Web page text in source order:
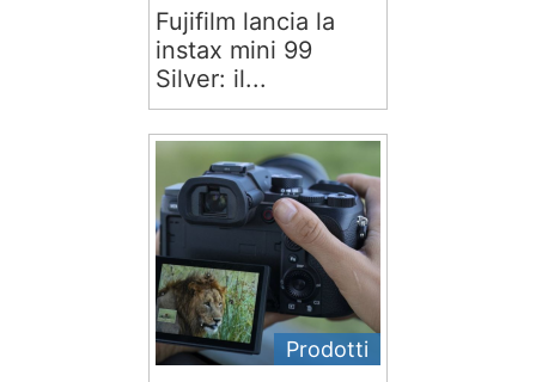
Fujifilm lancia la
instax mini 99
Silver: il...
Prodotti